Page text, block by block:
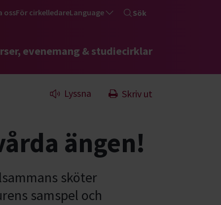
ossFör cirkelledareLanguage Sök
evenemang & studiecirklar
Lyssna Skriv ut
ängen!
sköter
samspel och